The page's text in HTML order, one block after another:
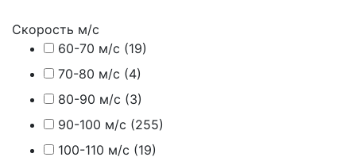
Скорость м/с
60-70 м/с (19)
70-80 м/с (4)
80-90 м/с (3)
90-100 м/с (255)
100-110 м/с (19)